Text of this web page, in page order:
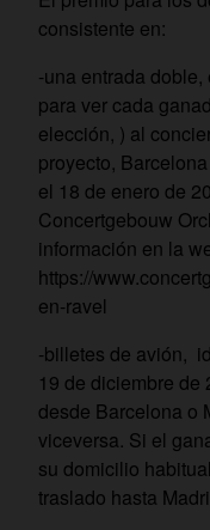
consistente en:
-una entrada
para ver cada
elección, ) al
proyecto,
el 18 de enero de
Concertgebouw
información en la
https://
en-ravel
-billetes de avión,
19 de diciembre de
desde Barcelona o
viceversa. Si el
su domicilio
traslado hasta